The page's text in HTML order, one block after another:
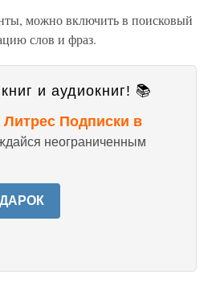
можно включить в поисковый
слов и фраз.
и аудиокниг! 📚
Литрес Подписки в
неограниченным